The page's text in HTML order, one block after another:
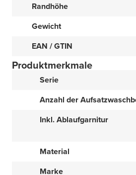
Randhöhe
Gewicht
EAN / GTIN
Produktmerkmale
Serie
Anzahl der
Inkl. Ablaufgarnitur
Material
Marke